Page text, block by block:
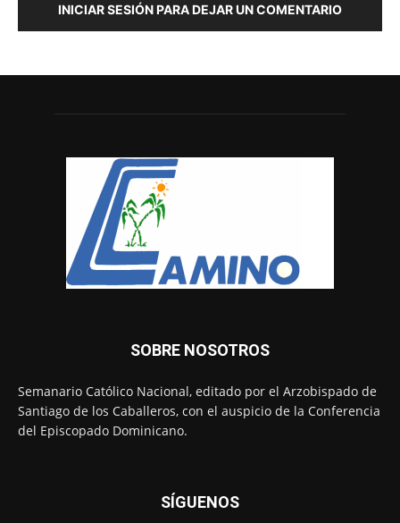
INICIAR SESIÓN PARA DEJAR UN COMENTARIO
SOBRE NOSOTROS
Semanario Católico Nacional, editado por el Arzobispado de
Santiago de los Caballeros, con el auspicio de la Conferencia
del Episcopado Dominicano.
SÍGUENOS